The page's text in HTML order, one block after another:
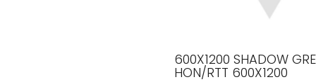
600X1200 SHADOW
HON/RTT 600X1200